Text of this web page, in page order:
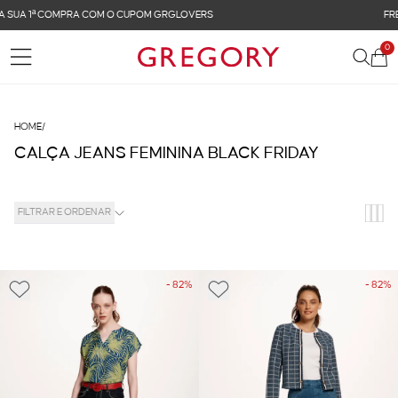
FRETE GRÁTIS NAS COMPRAS ACIMA DE R$ 899
0
HOME/
CALÇA JEANS FEMININA BLACK FRIDAY
FILTRAR E ORDENAR
- 82% - 82%